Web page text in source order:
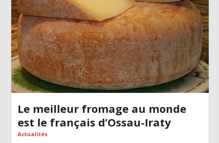
Le meilleur fromage au monde
est le français d’Ossau-Iraty
Actualités